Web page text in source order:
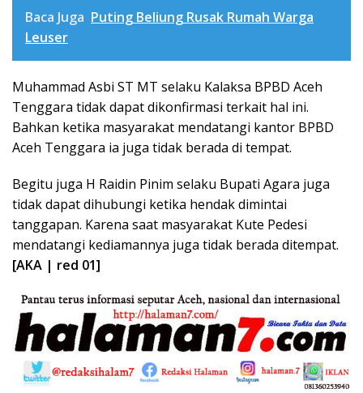
Baca Juga Puting Beliung Rusak Rumah Warga
Leuser
Muhammad Asbi ST MT selaku Kalaksa BPBD Aceh
Tenggara tidak dapat dikonfirmasi terkait hal ini.
Bahkan ketika masyarakat mendatangi kantor BPBD
Aceh Tenggara ia juga tidak berada di tempat.
Begitu juga H Raidin Pinim selaku Bupati Agara juga
tidak dapat dihubungi ketika hendak dimintai
tanggapan. Karena saat masyarakat Kute Pedesi
mendatangi kediamannya juga tidak berada ditempat.
[AKA | red 01]